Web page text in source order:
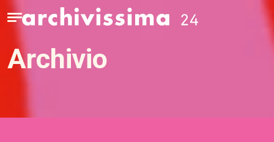
Home page
Apri il menu
archivio